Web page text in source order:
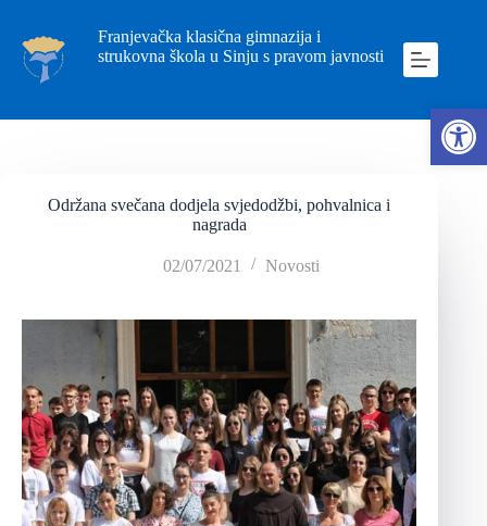
Franjevačka klasična gimnazija i
strukovna škola u Sinju s pravom javnosti
Održana svečana dodjela svjedodžbi, pohvalnica i
nagrada
02/07/2021 Novosti